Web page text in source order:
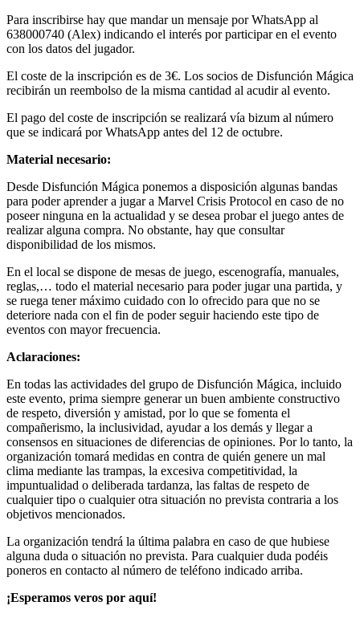
Para inscribirse hay que mandar un mensaje por WhatsApp al
638000740 (Alex) indicando el interés por participar en el evento
con los datos del jugador.
El coste de la inscripción es de 3€. Los socios de Disfunción Mágica
recibirán un reembolso de la misma cantidad al acudir al evento.
El pago del coste de inscripción se realizará vía bizum al número
que se indicará por WhatsApp antes del 12 de octubre.
Material necesario:
Desde Disfunción Mágica ponemos a disposición algunas bandas
para poder aprender a jugar a Marvel Crisis Protocol en caso de no
poseer ninguna en la actualidad y se desea probar el juego antes de
realizar alguna compra. No obstante, hay que consultar
disponibilidad de los mismos.
En el local se dispone de mesas de juego, escenografía, manuales,
reglas,… todo el material necesario para poder jugar una partida, y
se ruega tener máximo cuidado con lo ofrecido para que no se
deteriore nada con el fin de poder seguir haciendo este tipo de
eventos con mayor frecuencia.
Aclaraciones:
En todas las actividades del grupo de Disfunción Mágica, incluido
este evento, prima siempre generar un buen ambiente constructivo
de respeto, diversión y amistad, por lo que se fomenta el
compañerismo, la inclusividad, ayudar a los demás y llegar a
consensos en situaciones de diferencias de opiniones. Por lo tanto, la
organización tomará medidas en contra de quién genere un mal
clima mediante las trampas, la excesiva competitividad, la
impuntualidad o deliberada tardanza, las faltas de respeto de
cualquier tipo o cualquier otra situación no prevista contraria a los
objetivos mencionados.
La organización tendrá la última palabra en caso de que hubiese
alguna duda o situación no prevista. Para cualquier duda podéis
poneros en contacto al número de teléfono indicado arriba.
¡Esperamos veros por aquí!